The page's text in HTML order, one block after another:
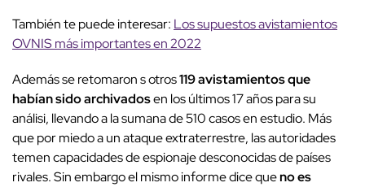
También te puede interesar: Los supuestos avistamientos
OVNIS más importantes en 2022
Además se retomaron s otros119 avistamientos que
habían sido archivadosen los últimos 17 años para su
análisi, llevando a la sumana de 510 casos en estudio. Más
que por miedo a un ataque extraterrestre, las autoridades
temen capacidades de espionaje desconocidas de países
rivales. Sin embargo el mismo informe dice queno es